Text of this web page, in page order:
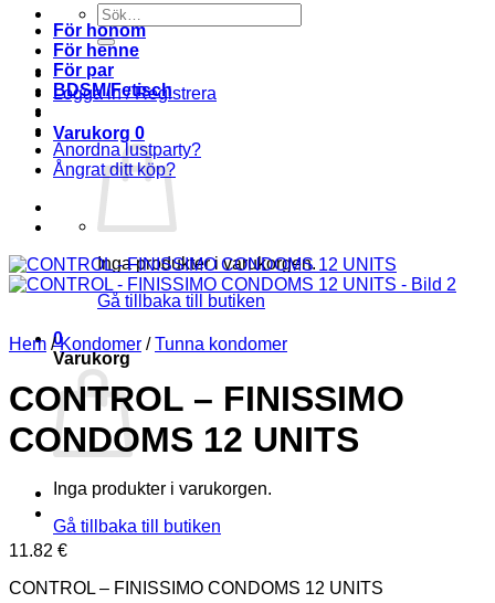
Sök
efter:
Logga in / Registrera
Varukorg 0
Inga produkter i varukorgen.
Gå tillbaka till butiken
0
Varukorg
Inga produkter i varukorgen.
Gå tillbaka till butiken
För honom
För henne
För par
BDSM/Fetisch
Anordna lustparty?
Ångrat ditt köp?
Hem / Kondomer / Tunna kondomer
CONTROL – FINISSIMO
CONDOMS 12 UNITS
11.82 €
CONTROL – FINISSIMO CONDOMS 12 UNITS